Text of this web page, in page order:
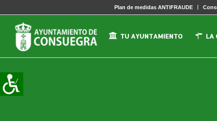
Plan de medidas ANTIFRAUDE
TU AYUNTAMIENTO LA